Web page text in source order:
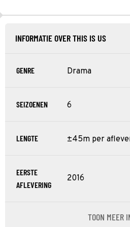
INFORMATIE OVER THIS IS US
GENRE Drama
SEIZOENEN 6
LENGTE ±45m per
EERSTE
AFLEVERING
2016
TOON MEER